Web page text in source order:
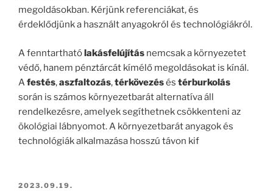
megoldásokban. Kérjünk referenciákat, és
érdeklődjünk a használt anyagokról és technológiákról.
A fenntarthatólakásfelújítás nemcsak a környezetet
védő, hanem pénztárcát kímélő megoldásokat is kínál.
Afestés,aszfaltozás,térkövezésés térburkolás
során is számos környezetbarát alternatíva áll
rendelkezésre, amelyek segíthetnek csökkenteni az
ökológiai lábnyomot. A környezetbarát anyagok és
technológiák alkalmazása hosszú távon kif
BEKÜLDVE:
2023.09.19.